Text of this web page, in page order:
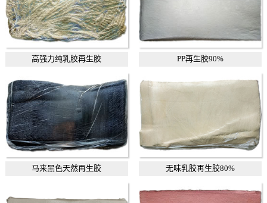
高强力纯乳胶再生胶 PP再生胶90%
马来黑色天然再生胶 无味乳胶再生胶80%